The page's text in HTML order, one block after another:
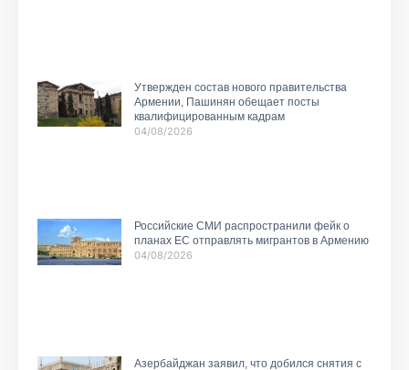
Утвержден состав нового правительства
Армении, Пашинян обещает посты
квалифицированным кадрам
04/08/2026
Российские СМИ распространили фейк о
планах ЕС отправлять мигрантов в Армению
04/08/2026
Азербайджан заявил, что добился снятия с